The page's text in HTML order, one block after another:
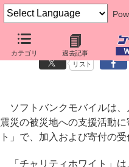
カテゴリ 過去記事
ソフトバンクの「チャリティホ
リスト
ソフトバンクモバイルは、
震災の被災地への支援活動
ト」で、加入および寄付の受
「チャリティホワイト」は